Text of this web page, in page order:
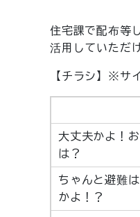
住宅課で配布等
活用していただ
【チラシ】※サ
大丈夫かよ！お
は？
ちゃんと避難
かよ！？